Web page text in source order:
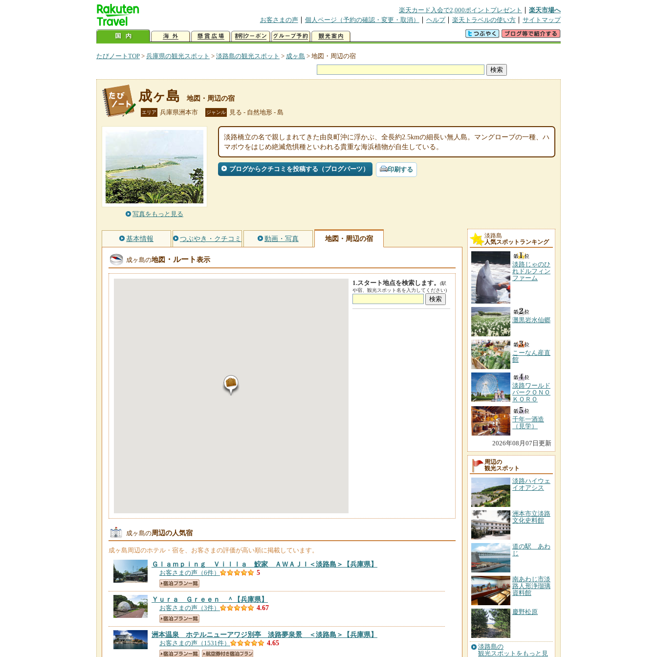
楽天カード入会で2,000ポイントプレゼント
楽天市場へ
お客さまの声
個人ページ（予約の確認・変更・取消） ヘルプ 楽天トラベルの使い方 サイトマップ
たびノートTOP > 兵庫県の観光スポット > 淡路島の観光スポット > 成ヶ島 > 地図・周辺の宿
成ヶ島 地図・周辺の宿
エリア 兵庫県洲本市 ジャンル 見る - 自然地形 - 島
写真をもっと見る
淡路橋立の名で親しまれてきた由良町沖に浮かぶ、全長約2.5kmの細長い無人島。マングローブの一種、ハ
マボウをはじめ絶滅危惧種といわれる貴重な海浜植物が自生している。
ブログからクチコミを投稿する（ブログパーツ） 印刷する
基本情報 つぶやき・クチコミ 動画・写真 地図・周辺の宿
成ヶ島の地図 ・ルート表示
1.スタート地点を検索します。
(駅
や宿、観光スポット名を入力してください)
成ヶ島の周辺の人気宿
成ヶ島周辺のホテル・宿を、お客さまの評価が高い順に掲載しています。
Ｇｌａｍｐｉｎｇ Ｖｉｌｌａ 鮫家 ＡＷＡＪＩ＜淡路島＞ 【兵庫県】
お客さまの声（6件） 5
Ｙｕｒａ Ｇｒｅｅｎ ＾ 【兵庫県】
お客さまの声（3件） 4.67
洲本温泉 ホテルニューアワジ別亭 淡路夢泉景 ＜淡路島＞ 【兵庫県】
お客さまの声（1531件） 4.65
淡路島
人気スポットランキング
淡路じゃのひ
れドルフィン
ファーム
灘黒岩水仙郷
こーなん産直
館
淡路ワールド
パークＯＮＯ
ＫＯＲＯ
千年一酒造
（見学）
2026年08月07日更新
周辺の
観光スポット
淡路ハイウェ
イオアシス
洲本市立淡路
文化史料館
道の駅 あわ
じ
南あわじ市淡
路人形浄瑠璃
資料館
慶野松原
淡路島の
観光スポットをもっと見